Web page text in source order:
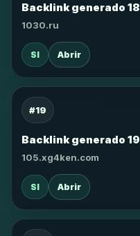
Backlink generado 18
1030.ru
SI Abrir
#19
Backlink generado 19
105.xg4ken.com
SI Abrir